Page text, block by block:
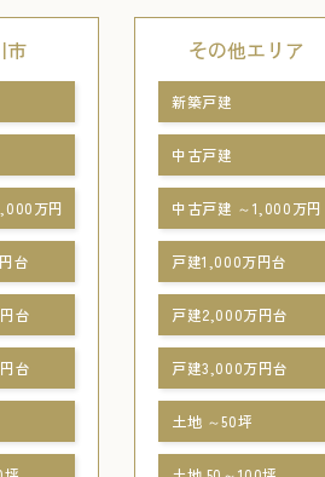
市
万円
台
台
台
その他エリア
新築戸建
中古戸建
中古戸建 ～1,000万円
戸建1,000万円台
戸建2,000万円台
戸建3,000万円台
土地 ～50坪